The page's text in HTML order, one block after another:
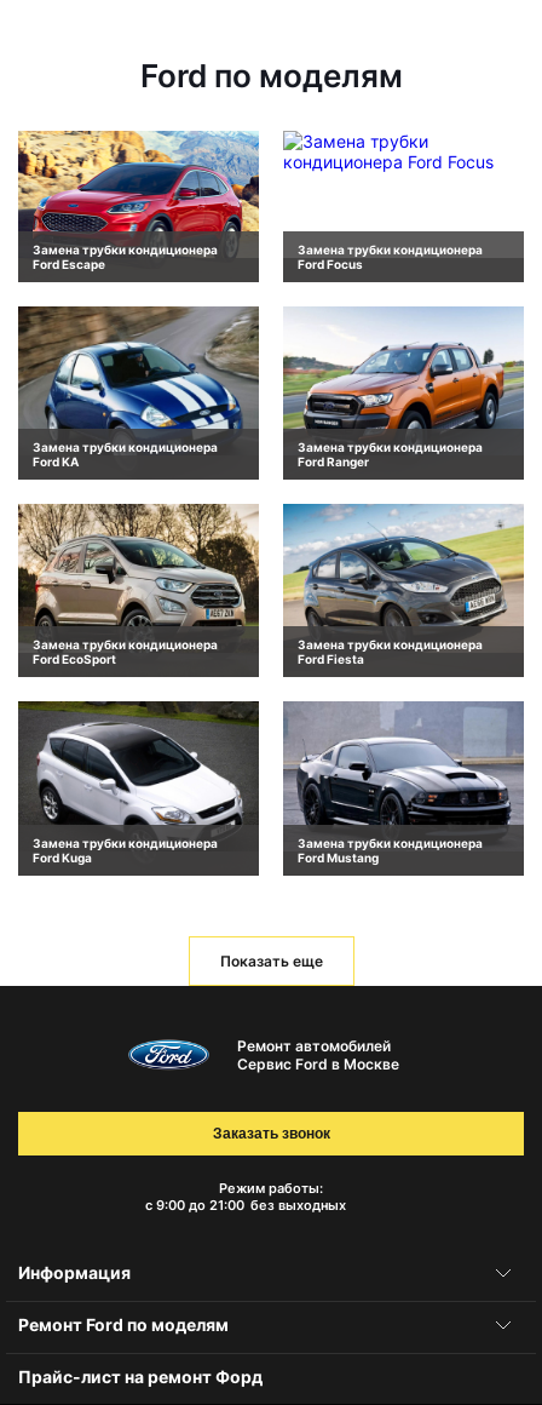
Ford по моделям
Замена трубки кондиционера
Ford Escape
Замена трубки кондиционера
Ford Focus
Замена трубки кондиционера
Ford KA
Замена трубки кондиционера
Ford Ranger
Замена трубки кондиционера
Ford EcoSport
Замена трубки кондиционера
Ford Fiesta
Замена трубки кондиционера
Ford Kuga
Замена трубки кондиционера
Ford Mustang
Показать еще
Ремонт автомобилей
Сервис Ford в Москве
Режим работы:
с 9:00 до 21:00 без выходных
Заказать звонок
Информация
Ремонт Ford по моделям
Прайс-лист на ремонт Форд